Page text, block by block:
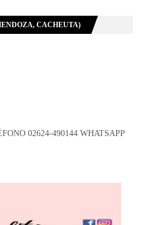
CACHEUTA)
02624-490144 WHATSAPP